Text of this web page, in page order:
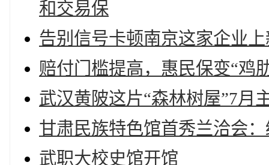
和交易保
告别信号卡顿南京这家企业
赔付门槛提高，惠民保变“鸡
武汉黄陂这片“森林树屋”7月
甘肃民族特色馆首秀兰洽会
武职大校史馆开馆